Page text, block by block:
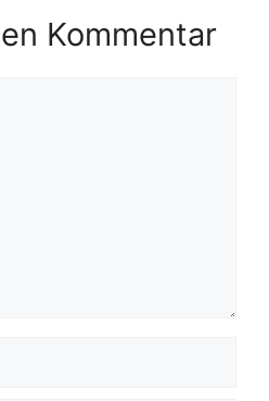
Kommentar